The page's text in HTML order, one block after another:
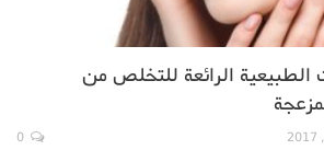
الرائعة للتخلص من